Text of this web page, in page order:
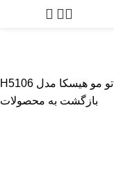
اتو مو هیسکا مدل H5106
بازگشت به محصولات